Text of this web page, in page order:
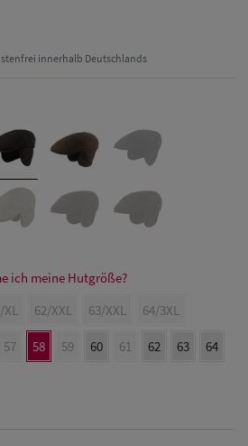
innerhalb Deutschlands
ich meine Hutgröße?
XL 62/XXL 63/XXL 64/3XL
57 58 59 60 61 62 63 64